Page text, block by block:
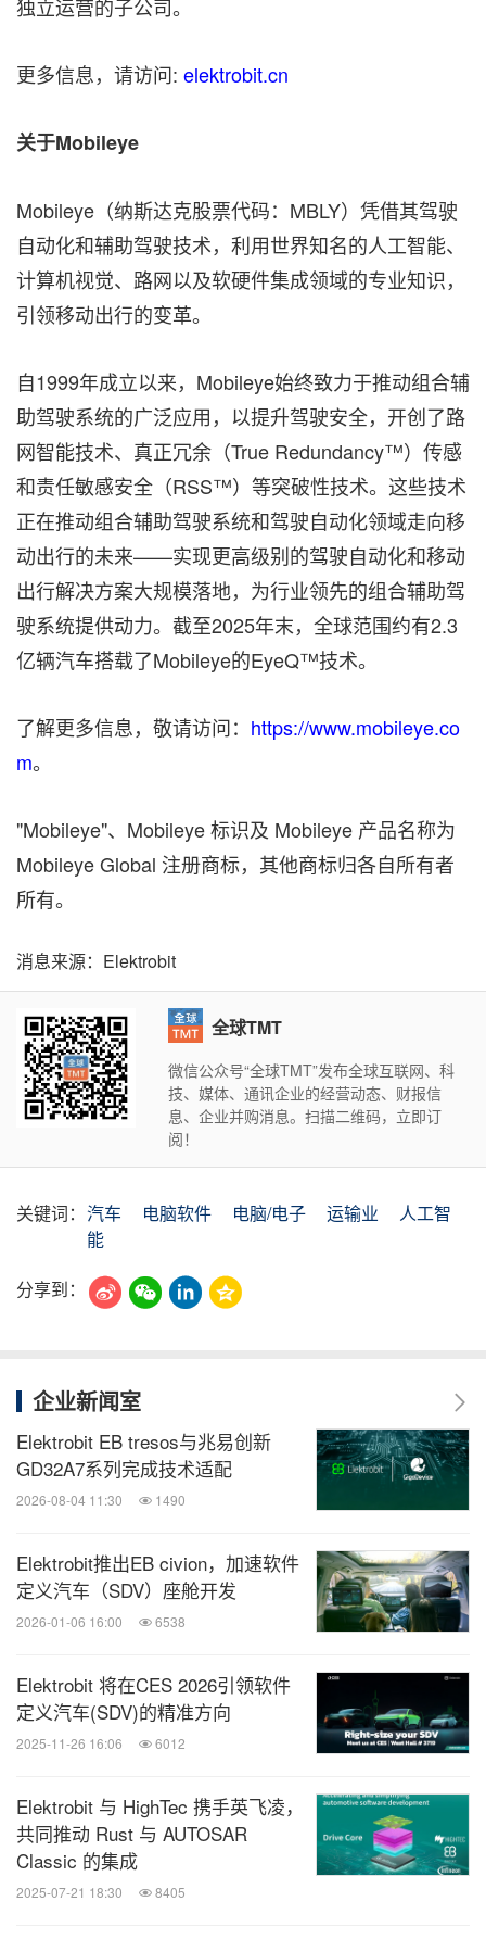
独立运营的子公司。
更多信息，请访问: elektrobit.cn
关于Mobileye
Mobileye（纳斯达克股票代码：MBLY）凭借其驾驶
自动化和辅助驾驶技术，利用世界知名的人工智能、
计算机视觉、路网以及软硬件集成领域的专业知识，
引领移动出行的变革。
自1999年成立以来，Mobileye始终致力于推动组合辅
助驾驶系统的广泛应用，以提升驾驶安全，开创了路
网智能技术、真正冗余（True Redundancy™）传感
和责任敏感安全（RSS™）等突破性技术。这些技术
正在推动组合辅助驾驶系统和驾驶自动化领域走向移
动出行的未来——实现更高级别的驾驶自动化和移动
出行解决方案大规模落地，为行业领先的组合辅助驾
驶系统提供动力。截至2025年末，全球范围约有2.3
亿辆汽车搭载了Mobileye的EyeQ™技术。
了解更多信息，敬请访问： https://www.mobileye.co
m。
"Mobileye"、Mobileye 标识及 Mobileye 产品名称为
Mobileye Global 注册商标，其他商标归各自所有者
所有。
消息来源：Elektrobit
全球TMT
微信公众号“全球TMT”发布全球互联网、科
技、媒体、通讯企业的经营动态、财报信
息、企业并购消息。扫描二维码，立即订
阅！
关键词： 汽车 电脑软件 电脑/电子 运输业
人工智
能
分享到：
企业新闻室
Elektrobit EB tresos与兆易创新
GD32A7系列完成技术适配
2026-08-04 11:30 1490
Elektrobit推出EB civion，加速软件
定义汽车（SDV）座舱开发
2026-01-06 16:00 6538
Elektrobit 将在CES 2026引领软件
定义汽车(SDV)的精准方向
2025-11-26 16:06 6012
Elektrobit 与 HighTec 携手英飞凌，
共同推动 Rust 与 AUTOSAR
Classic 的集成
2025-07-21 18:30 8405